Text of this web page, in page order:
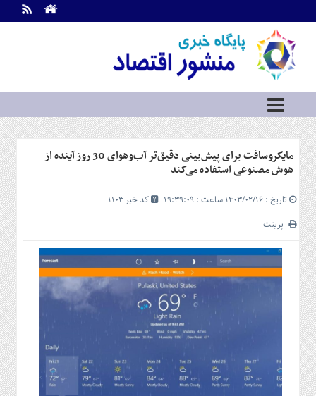
اطلاعات
تماس
ما
درباره
ما
سرویس
ها
خانه
سرمایه
و
بورس
مسکن
و
شهری
گاز
و
پتروشیمی
صنعت
و
مایکروسافت برای پیش‌بینی دقیق‌تر آب‌وهوای 30 روز آینده از
هوش مصنوعی استفاده می‌کند
تاریخ : ۱۴۰۳/۰۲/۱۶ ساعت : ۱۹:۳۹:۰۹
کد خبر 1103
پرینت